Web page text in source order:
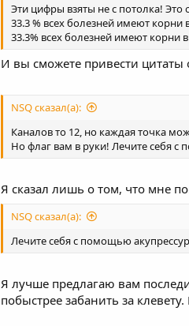
Эти цифры взяты не с потолка!
33.3 % всех болезней имеют корни
33.3% всех болезней имеют корни
И вы сможете привести цитаты
NSQ сказал(а):
Каналов то 12, но каждая точка
Но флаг вам в руки! Лечите себя
Я сказал лишь о том, что мне
NSQ сказал(а):
Лечите себя с помощью
Я лучше предлагаю вам
побыстрее забанить за